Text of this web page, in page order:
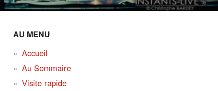
AU MENU
Accueil
Au Sommaire
Visite rapide